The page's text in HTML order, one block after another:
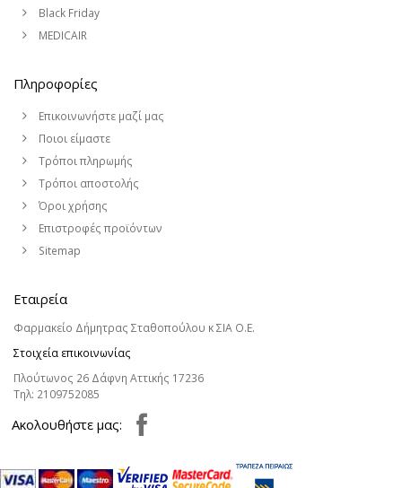
Black Friday
MEDICAIR
Πληροφορίες
Επικοινωνήστε μαζί μας
Ποιοι είμαστε
Τρόποι πληρωμής
Τρόποι αποστολής
Όροι χρήσης
Επιστροφές προϊόντων
Sitemap
Εταιρεία
Φαρμακείο Δήμητρας Σταθοπούλου κ ΣΙΑ Ο.Ε.
Στοιχεία επικοινωνίας
Πλούτωνος 26 Δάφνη Αττικής 17236
Τηλ: 2109752085
Aκολουθήστε μας: